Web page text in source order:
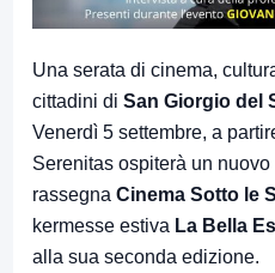
Una serata di cinema,
cittadini di San Giorgio del
Venerdì 5 settembre, a
Serenitas ospiterà un
rassegna Cinema Sotto le
kermesse estiva La Bella
alla sua seconda edizione.